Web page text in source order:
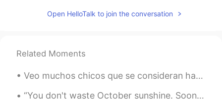
ES EN
Yooo💓😊
Llónatan Ruffino 2020.10.19 02:43
Open HelloTalk to join the conversation
Related Moments
Veo muchos chicos que se consideran hablantes nativos de ingles, pero en realidad no lo son y sol...
“You don't waste October sunshine. Soon the old autumn sun would bed down in cloud blankets, and ...